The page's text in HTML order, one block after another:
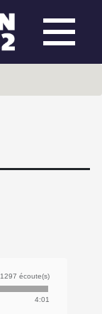
1297 écoute(s)
4:01